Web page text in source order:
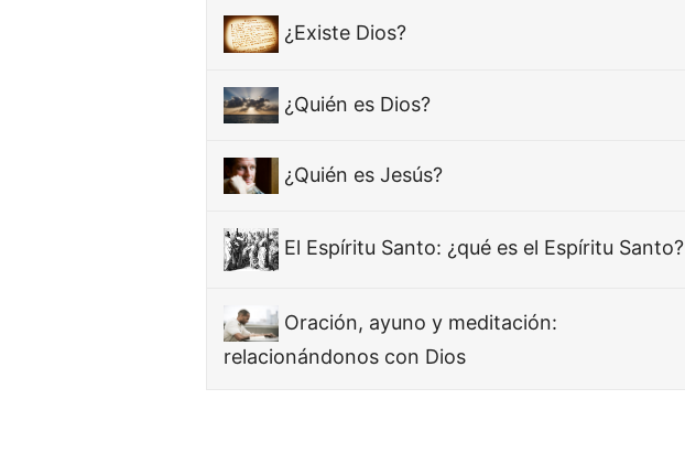
¿Existe Dios?
¿Quién es Dios?
¿Quién es Jesús?
El Espíritu Santo: ¿qué es el Espíritu Santo?
Oración, ayuno y meditación:
relacionándonos con Dios